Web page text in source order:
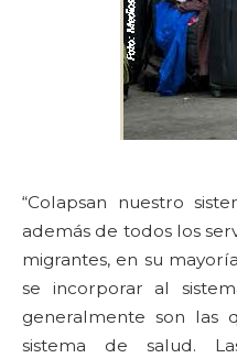
“Colapsan nuestro
además de todos los
migrantes, en su
se incorporar al
generalmente son las
sistema de salud.